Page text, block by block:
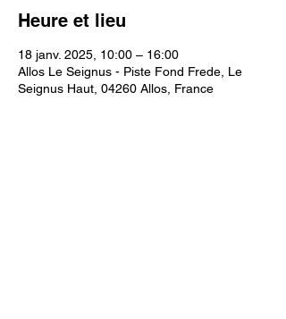
Heure et lieu
18 janv. 2025, 10:00 – 16:00
Allos Le Seignus - Piste Fond Frede, Le
Seignus Haut, 04260 Allos, France